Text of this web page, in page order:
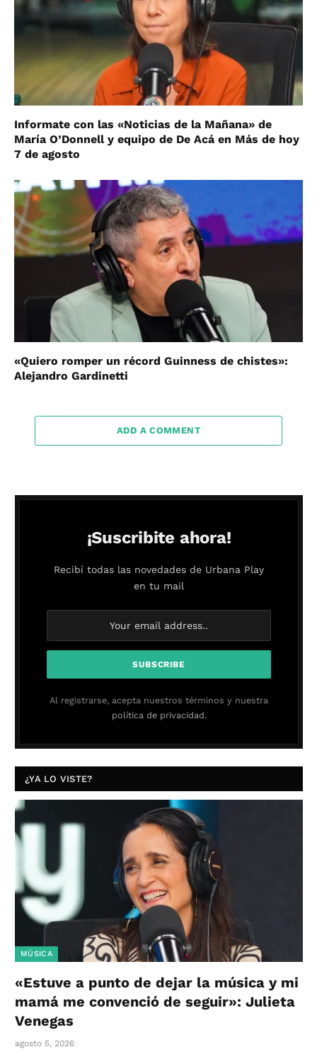
Informate con las «Noticias de la Mañana» de
María O’Donnell y equipo de De Acá en Más de hoy
7 de agosto
«Quiero romper un récord Guinness de chistes»:
Alejandro Gardinetti
ADD A COMMENT
¡Suscribite ahora!
Recibí todas las novedades de Urbana Play
en tu mail
Al registrarse, acepta nuestros términos y nuestra
política de privacidad.
¿YA LO VISTE?
MÚSICA
«Estuve a punto de dejar la música y mi
mamá me convenció de seguir»: Julieta
Venegas
agosto 5, 2026